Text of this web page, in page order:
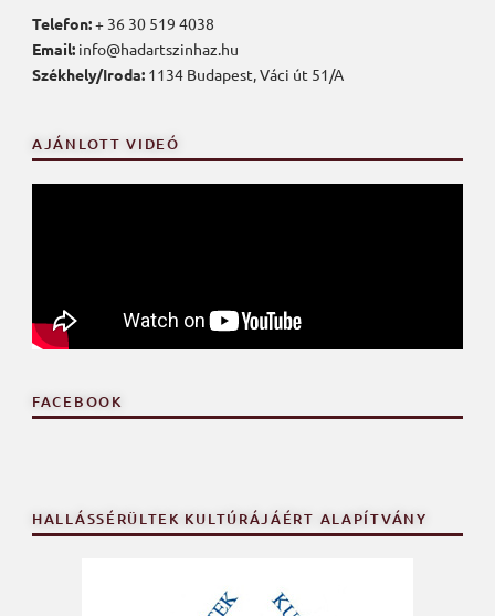
Telefon:+ 36 30 519 4038
Email: info@hadartszinhaz.hu
Székhely/Iroda: 1134 Budapest, Váci út 51/A
AJÁNLOTT VIDEÓ
FACEBOOK
HALLÁSSÉRÜLTEK KULTÚRÁJÁÉRT ALAPÍTVÁNY